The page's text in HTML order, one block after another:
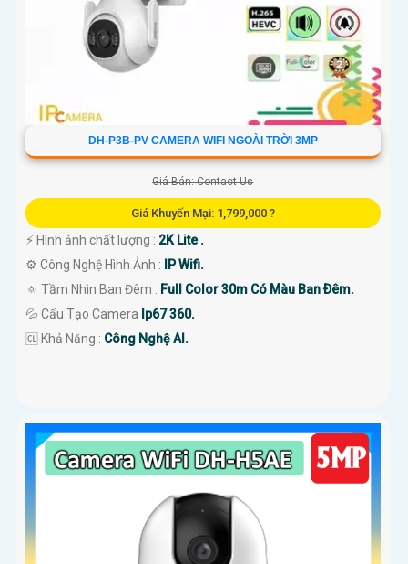
DH-P3B-PV CAMERA WIFI NGOÀI TRỜI 3MP
Giá Bán: Contact Us
Giá Khuyến Mại: 1,799,000 ?
️⚡ Hình ảnh chất lượng : 2K Lite .
⚙ Công Nghệ Hình Ảnh :
IP Wifi.
🔅 Tầm Nhìn Ban Đêm : Full Color 30m Có Màu Ban Ðêm.
💦 Cấu Tạo Camera Ip67 360.
️🆑 Khả Năng : Công Nghệ AI.